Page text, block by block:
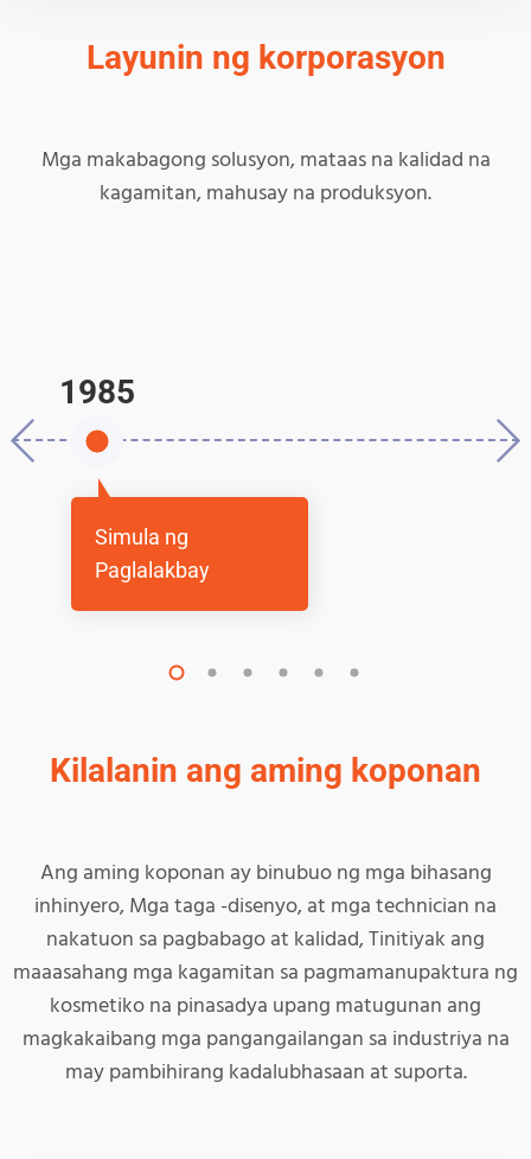
Layunin ng korporasyon
Mga makabagong solusyon, mataas na kalidad na
kagamitan, mahusay na produksyon.
1985
Simula ng
Paglalakbay
Kilalanin ang aming koponan
Ang aming koponan ay binubuo ng mga bihasang
inhinyero, Mga taga -disenyo, at mga technician na
nakatuon sa pagbabago at kalidad, Tinitiyak ang
maaasahang mga kagamitan sa pagmamanupaktura ng
kosmetiko na pinasadya upang matugunan ang
magkakaibang mga pangangailangan sa industriya na
may pambihirang kadalubhasaan at suporta.